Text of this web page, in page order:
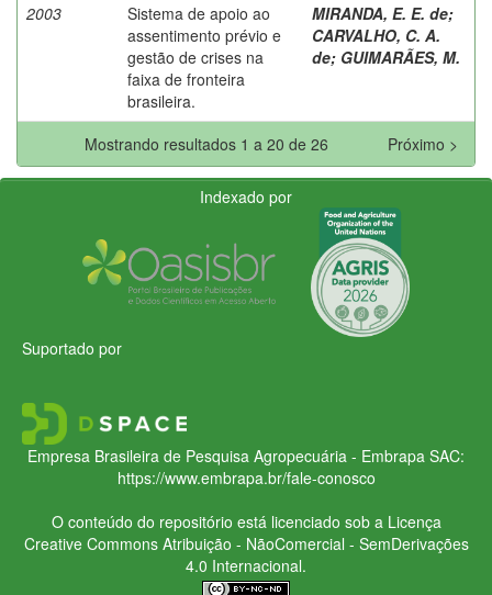
2003
Sistema de apoio ao
assentimento prévio e
gestão de crises na
faixa de fronteira
brasileira.
MIRANDA, E. E. de;
CARVALHO, C. A.
de; GUIMARÃES, M.
Mostrando resultados 1 a 20 de 26 Próximo >
Indexado por
Suportado por
Empresa Brasileira de Pesquisa Agropecuária - Embrapa SAC:
https://www.embrapa.br/fale-conosco
O conteúdo do repositório está licenciado sob a Licença
Creative CommonsAtribuição - NãoComercial - SemDerivações
4.0 Internacional.